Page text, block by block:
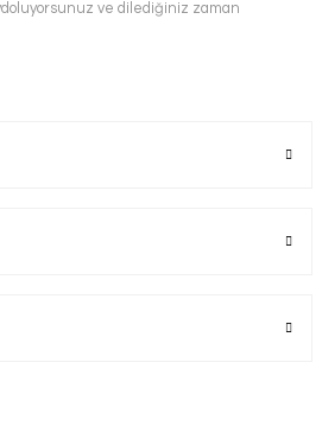
ve dilediğiniz zaman